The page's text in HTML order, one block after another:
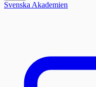
Svenska Akademien